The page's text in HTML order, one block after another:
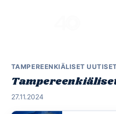
TAMPEREENKIÄLISET
27.11.2024